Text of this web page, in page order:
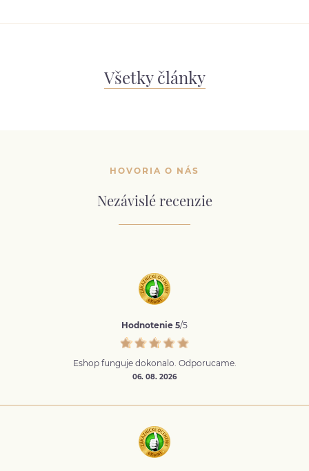
Všetky články
HOVORIA O NÁS
Nezávislé recenzie
Hodnotenie 5/5
Eshop funguje dokonalo. Odporucame.
06. 08. 2026